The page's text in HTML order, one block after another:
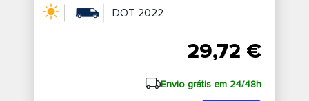
DOT 2022
29,72 €
Envio grátis em 24/48h